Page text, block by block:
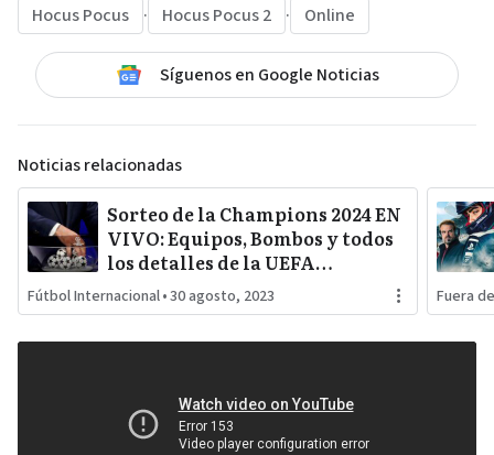
Hocus Pocus
· Hocus Pocus 2 · Online
Síguenos en Google Noticias
Noticias relacionadas
Sorteo de la Champions 2024 EN
VIVO: Equipos, Bombos y todos
los detalles de la UEFA
Champions League
Fútbol Internacional•30 agosto, 2023 Fuera